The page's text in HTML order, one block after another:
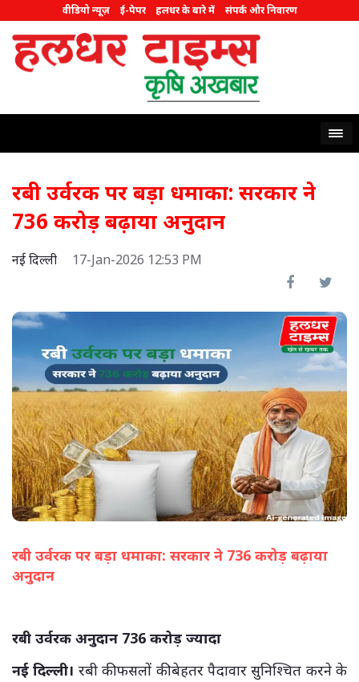
वीडियो न्यूज़ ई-पेपर हलधर के बारे में संपर्क और निवारण
रबी उर्वरक पर बड़ा धमाका: सरकार ने
736 करोड़ बढ़ाया अनुदान
नई दिल्ली 17-Jan-2026 12:53 PM
रबी उर्वरक पर बड़ा धमाका: सरकार ने 736 करोड़ बढ़ाया
अनुदान
रबी उर्वरक अनुदान 736 करोड़ ज्यादा
नई दिल्ली। रबी की फसलों की बेहतर पैदावार सुनिश्चित करने के